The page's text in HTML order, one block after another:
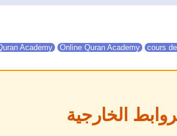
Academy Online Quran Academy cours
الخارجية